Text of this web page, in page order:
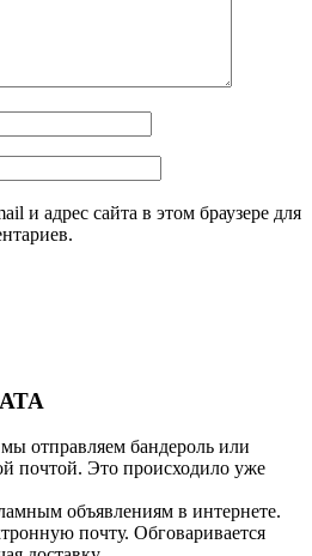
и адрес сайта в этом браузере для
отправляем бандероль или
почтой. Это происходило уже
объявлениям в интернете.
почту. Обговаривается